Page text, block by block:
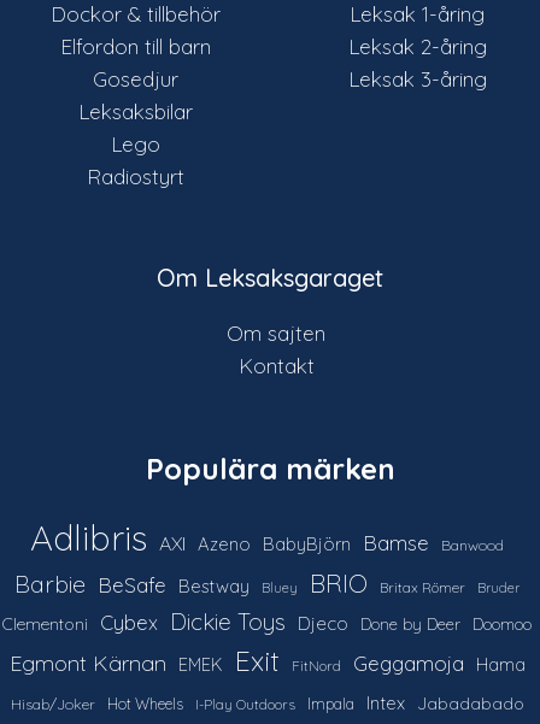
Dockor & tillbehör
Elfordon till barn
Gosedjur
Leksaksbilar
Lego
Radiostyrt
Leksak 1-åring
Leksak 2-åring
Leksak 3-åring
Om Leksaksgaraget
Om sajten
Kontakt
Populära märken
Adlibris AXI Azeno BabyBjörn Bamse Banwood
Barbie BeSafe Bestway Bluey BRIO Britax Römer Bruder
Clementoni Cybex Dickie Toys Djeco Done by Deer Doomoo
Egmont Kärnan EMEK Exit FitNord Geggamoja Hama
Hisab/Joker Hot Wheels I-Play Outdoors Impala Intex Jabadabado